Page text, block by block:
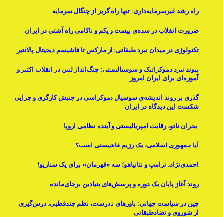
راه رشد غیرسرمایه‌داری: تنها راه گریز از چنگال سرمایه
ضرورت انقلاب در سده‌ی بیست و یکم و ناکامی راه آشتی در ایران
تکنولوژی در میدان نبرد طبقاتی: از مارکس تا فاشیسم دیجیتال پالانتیر
پیوند نبرد دموکراتیک و سوسیالیستی: چنگ‌انداز لنین در انقلاب اکتبر و
آموزه‌ای برای ایران امروز
گذری بر روند اندیشه‌ی سوسیال دموکراسی در جنبش کارگری و چرایی
شکست این دیدگاه در ایران
بحران ناتو، رقابت امپریالیستی و آینده نظامی اروپا
آیا جمهوری اسلامی، یک رژیم فاشیستی است؟
احمدی‌نژاد، ترامپ و نتانیاهو؛ سه «قهرمان» برای یک سناریو!
روند آغاز پایان یک دوره و پرسش‌های بنیادینِ برجای‌مانده
چین در سیاست جهانی: باورهای نادرست، نظم چندقطبی، درس‌گیری
از شوروی و تضادطبقاتی